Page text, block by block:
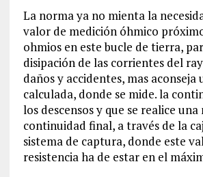
La norma ya no mienta la
valor de medición óhmico
ohmios en este bucle de tierra,
disipación de las corrientes del
daños y accidentes, mas
calculada, donde se mide. la
los descensos y que se realice una
continuidad final, a través de la
sistema de captura, donde este
resistencia ha de estar en el